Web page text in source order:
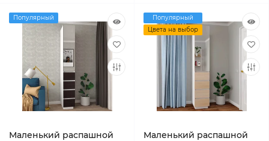
Популярный
Маленький распашной
Популярный
Цвета на выбор
Маленький распашной